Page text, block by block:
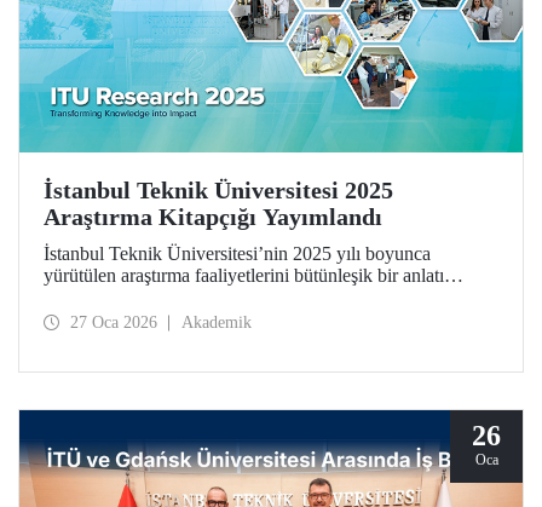
İstanbul Teknik Üniversitesi 2025
Araştırma Kitapçığı Yayımlandı
İstanbul Teknik Üniversitesi’nin 2025 yılı boyunca
yürütülen araştırma faaliyetlerini bütünleşik bir anlatı
2025 Araştırma Kitapçığı (ITU Research 2025)
sorumluluk anlayışıyla birlikte ele alıyor.
27 Oca 2026 Akademik
26
Oca